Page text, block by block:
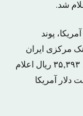
شد.
پوند
مرکزی ایران
معادل ۲۵,۵۱۱ ریال، ۴۳,۰۴۸ ریال، ۳۵,۳۹۳ ریال اعلام
دلار آمریکا